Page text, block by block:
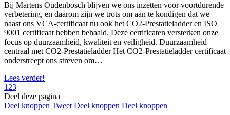
Bij Martens Oudenbosch blijven we ons inzetten voor voortdurende
verbetering, en daarom zijn we trots om aan te kondigen dat we
naast ons VCA-certificaat nu ook het CO2-Prestatieladder en ISO
9001 certificaat hebben behaald. Deze certificaten versterken onze
focus op duurzaamheid, kwaliteit en veiligheid. Duurzaamheid
centraal met CO2-Prestatieladder Het CO2-Prestatieladder certificaat
onderstreept ons streven om…
Lees verder!
123
Deel deze pagina
Deel knoppen Deel
TweetDeel
Deel knoppen Deel
Deel knoppen